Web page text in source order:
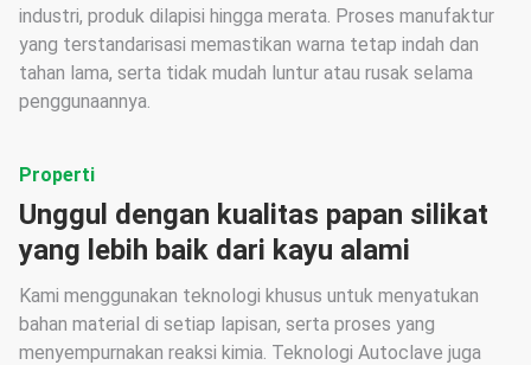
industri, produk dilapisi hingga merata. Proses manufaktur
yang terstandarisasi memastikan warna tetap indah dan
tahan lama, serta tidak mudah luntur atau rusak selama
penggunaannya.
Properti
Unggul dengan kualitas papan silikat
yang lebih baik dari kayu alami
Kami menggunakan teknologi khusus untuk menyatukan
bahan material di setiap lapisan, serta proses yang
menyempurnakan reaksi kimia. Teknologi Autoclave juga